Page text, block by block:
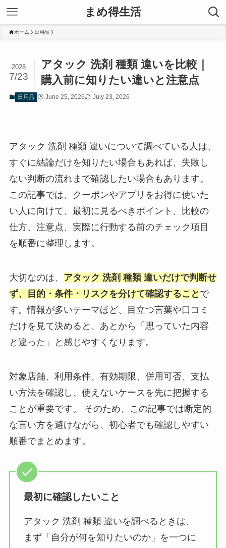
まめ得生活
ホーム 日用品
アタック 洗剤 種類 違いを比較｜
購入前に知りたい違いと注意点
2026
7/23
日用品 June 25, 2026 July 23, 2026
アタック 洗剤 種類 違いについて調べている人は、
すぐに結論だけを知りたい場合もあれば、失敗し
ない判断の流れまで確認したい場合もあります。
この記事では、クーポンやアプリをお得に使いた
い人に向けて、最初に見るべきポイント、比較の
仕方、注意点、実際に行動する前のチェック項目
を順番に整理します。
大切なのは、 アタック 洗剤 種類 違いだけで判断せ
ず、目的・条件・リスクを分けて確認すること で
す。情報が多いテーマほど、目立つ言葉や口コミ
だけを見て決めると、あとから「思っていた内容
と違った」と感じやすくなります。
対象店舗、利用条件、有効期限、併用可否、支払
い方法を確認し、使えないケースを先に把握する
ことが重要です。 そのため、この記事では断定的
な言い方を避けながら、初心者でも確認しやすい
順番でまとめます。
最初に確認したいこと
アタック 洗剤 種類 違いを調べるときは、
まず「自分が何を知りたいのか」を一つに